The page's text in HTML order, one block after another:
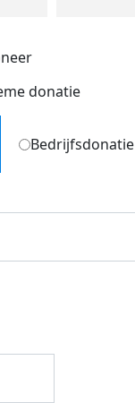
donatie
Bedrijfsdonatie